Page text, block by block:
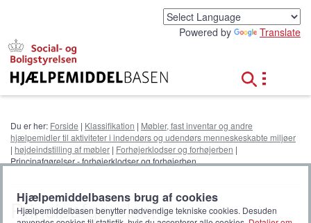
Powered by Translate
Du er her: Forside | Klassifikation | Møbler, fast inventar og andre
hjælpemidler til aktiviteter i indendørs og udendørs menneskeskabte miljøer
| højdeindstilling af møbler | Forhøjerklodser og forhøjerben |
Principafgørelser - forhøjerklodser og forhøjerben
Principafgørelser -
Hjælpemiddelbasens brug af cookies
Hjælpemiddelbasen benytter nødvendige tekniske cookies. Desuden